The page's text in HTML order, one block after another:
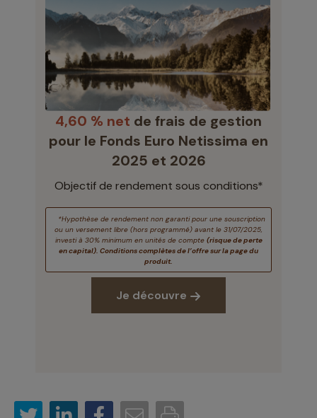
4,60 % net de frais de gestion
pour le Fonds Euro Netissima en
2025 et 2026
Objectif de rendement sous conditions*
*Hypothèse de rendement non garanti pour une souscription
ou un versement libre (hors programmé) avant le 31/07/2025,
investi à 30% minimum en unités de compte (risque de perte
en capital). Conditions complètes de l’offre sur la page du
produit.
Je découvre